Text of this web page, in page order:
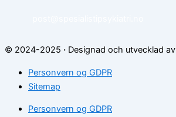
© 2024-2025 · Designad och utvecklad av
Personvern og GDPR
Sitemap
Personvern og GDPR